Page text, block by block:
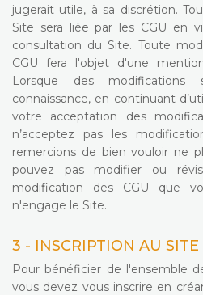
jugerait utile, à sa discrétion.
Site sera liée par les CGU en
consultation du Site. Toute
CGU fera l'objet d'une
Lorsque des
connaissance, en continuant
votre acceptation des
n’acceptez pas les
remercions de bien vouloir ne
pouvez pas modifier ou
modification des CGU que
n'engage le Site.
3 - INSCRIPTION AU SITE
Pour bénéficier de l'ensemble
vous devez vous inscrire en